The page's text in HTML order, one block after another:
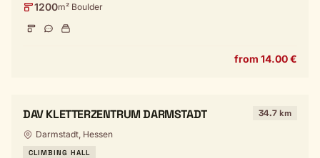
1200m² Boulder
from 14.00 €
DAV KLETTERZENTRUM DARMSTADT 34.7 km
Darmstadt, Hessen
CLIMBING HALL